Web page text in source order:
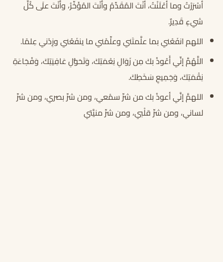
أسْرَرْتُ وما أعْلَنْتُ، أنْتَ المُقَدِّمُ وأَنْتَ المُؤَخِّرُ، وأَنْتَ علَى كُلِّ
شيءٍ قَدِيرٌ.
اللهم انفَعْني بما علَّمتَني وعلِّمْني ما ينفَعُني وزِدْني عِلمًا.
اللَّهُمَّ إنِّي أَعُوذُ بكَ مِن زَوَالِ نِعْمَتِكَ، وَتَحَوُّلِ عَافِيَتِكَ، وَفُجَاءَةِ
نِقْمَتِكَ، وَجَمِيعِ سَخَطِكَ.
اللهمَّ إنَّي أعوذُ بك من شرِّ سمْعي، ومن شرِّ بصري، ومن شرِّ
لساني، ومن شرِّ قلْبي، ومن شرِّ منيَّتي